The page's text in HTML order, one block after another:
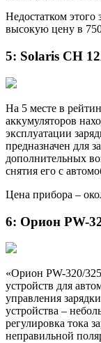
Недостатком этого
высокую цену в
5: Solaris CH
На 5 месте в
аккумуляторов
эксплуатации
предназначен для
дополнительных
снятия его с
Цена прибора –
6: Орион PW-
«Орион PW-320/
устройств для
управления
устройства –
регулировка тока
неправильной